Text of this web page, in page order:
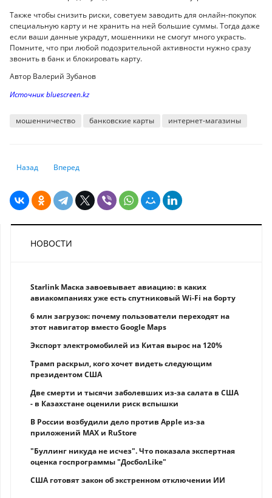
Также чтобы снизить риски, советуем заводить для онлайн-покупок
специальную карту и не хранить на ней большие суммы. Тогда даже
если ваши данные украдут, мошенники не смогут много украсть.
Помните, что при любой подозрительной активности нужно сразу
звонить в банк и блокировать карту.
Автор Валерий Зубанов
Источник bluescreen.kz
мошенничество банковские карты интернет-магазины
Предыдущий: Хакеры запустили свою версию ChatGPT – без
Назад Следующий: Как распознать голосовые дипфейки
Вперед
НОВОСТИ
Starlink Маска завоевывает авиацию: в каких
авиакомпаниях уже есть спутниковый Wi-Fi на борту
6 млн загрузок: почему пользователи переходят на
этот навигатор вместо Google Maps
Экспорт электромобилей из Китая вырос на 120%
Трамп раскрыл, кого хочет видеть следующим
президентом США
Две смерти и тысячи заболевших из-за салата в США
- в Казахстане оценили риск вспышки
В России возбудили дело против Apple из-за
приложений MAX и RuStore
"Буллинг никуда не исчез". Что показала экспертная
оценка госпрограммы "ДосболLike"
США готовят закон об экстренном отключении ИИ